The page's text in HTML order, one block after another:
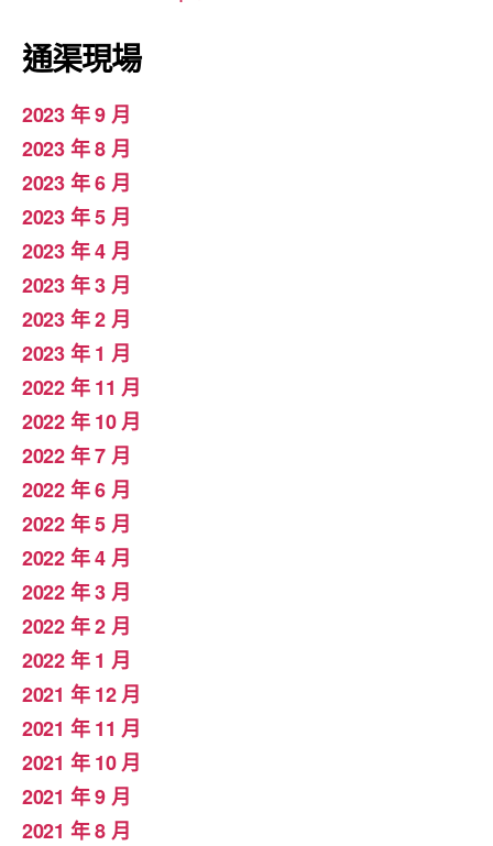
通渠現場
2023 年 9 月
2023 年 8 月
2023 年 6 月
2023 年 5 月
2023 年 4 月
2023 年 3 月
2023 年 2 月
2023 年 1 月
2022 年 11 月
2022 年 10 月
2022 年 7 月
2022 年 6 月
2022 年 5 月
2022 年 4 月
2022 年 3 月
2022 年 2 月
2022 年 1 月
2021 年 12 月
2021 年 11 月
2021 年 10 月
2021 年 9 月
2021 年 8 月